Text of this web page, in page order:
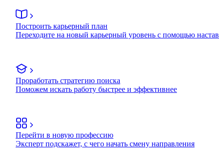
Построить карьерный план
Переходите на новый карьерный уровень с помощью
Проработать стратегию поиска
Поможем искать работу быстрее и эффективнее
Перейти в новую профессию
Эксперт подскажет, с чего начать смену направления